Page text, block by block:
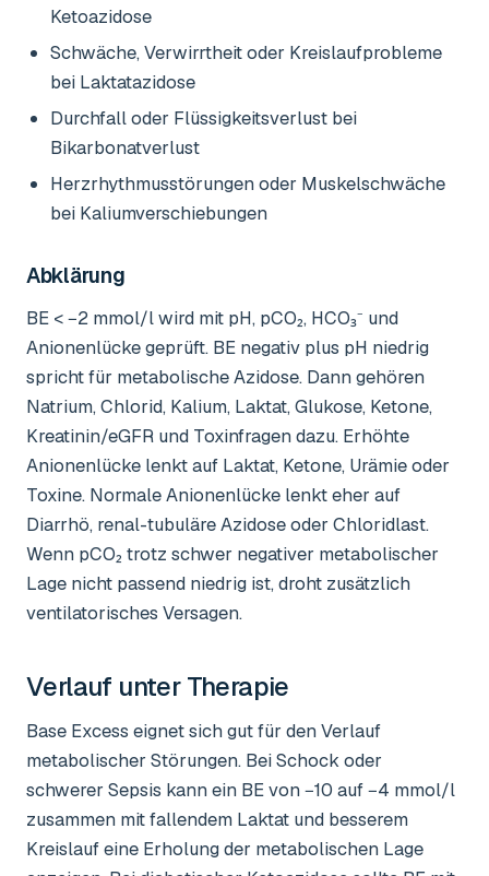
Ketoazidose
Schwäche, Verwirrtheit oder Kreislaufprobleme
bei Laktatazidose
Durchfall oder Flüssigkeitsverlust bei
Bikarbonatverlust
Herzrhythmusstörungen oder Muskelschwäche
bei Kaliumverschiebungen
Abklärung
BE < −2 mmol/l wird mit pH, pCO₂, HCO₃⁻ und
Anionenlücke geprüft. BE negativ plus pH niedrig
spricht für metabolische Azidose. Dann gehören
Natrium, Chlorid, Kalium, Laktat, Glukose, Ketone,
Kreatinin/eGFR und Toxinfragen dazu. Erhöhte
Anionenlücke lenkt auf Laktat, Ketone, Urämie oder
Toxine. Normale Anionenlücke lenkt eher auf
Diarrhö, renal-tubuläre Azidose oder Chloridlast.
Wenn pCO₂ trotz schwer negativer metabolischer
Lage nicht passend niedrig ist, droht zusätzlich
ventilatorisches Versagen.
Verlauf unter Therapie
Base Excess eignet sich gut für den Verlauf
metabolischer Störungen. Bei Schock oder
schwerer Sepsis kann ein BE von −10 auf −4 mmol/l
zusammen mit fallendem Laktat und besserem
Kreislauf eine Erholung der metabolischen Lage